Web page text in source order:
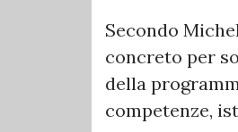
Secondo
concreto per
della
competenze,